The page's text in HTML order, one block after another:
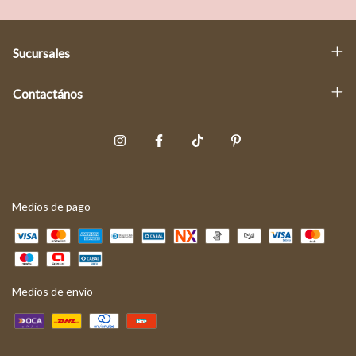
Sucursales
Contactános
Medios de pago
Medios de envío